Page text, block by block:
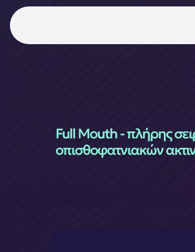
Full Mouth - πλήρης
οπισθοφατνιακών